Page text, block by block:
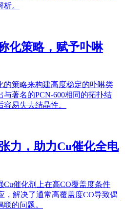
。
化策略，赋予卟啉
的策略来构建高度稳定的卟啉类
与著名的PCN-600相同的拓扑结
易失去结晶性。
力，助力Cu催化全电
催化剂上在高CO覆盖度条件
，解决了通常高覆盖度CO导致偶
的问题。